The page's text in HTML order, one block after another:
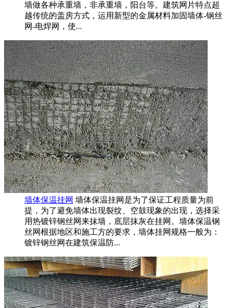
墙做各种承重墙，非承重墙，阳台等。建筑网片特点超
越传统的盖房方式，运用新型的金属材料加固墙体-钢丝
网-电焊网，使...
墙体保温挂网 墙体保温挂网是为了保证工程质量为前
提，为了避免墙体出现裂纹、空鼓现象的出现，选择采
用热镀锌钢丝网来抹墙，底层抹灰在挂网。墙体保温钢
丝网根据地区和施工方的要求，墙体挂网规格一般为：
镀锌钢丝网在建筑保温防...